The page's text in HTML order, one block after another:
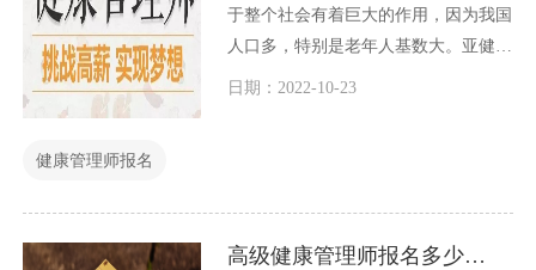
于整个社会有着巨大的作用，因为我国
人口多，特别是老年人基数大。亚健康
人群在整个国家占有巨大的比例，不得
日期：2022-10-23
健康管理师报名
高级健康管理师报名多少钱？